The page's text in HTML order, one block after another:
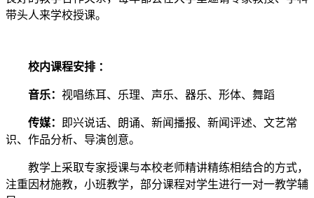
带头人来学校授课。
校内课程安排 ：
音乐： 视唱练耳、乐理、声乐、器乐、形体、舞蹈
传媒：
即兴说话、朗诵、新闻播报、新闻评述、文艺常
识、作品分析、导演创意。
教学上采取专家授课与本校老师精讲精练相结合的方式，
注重因材施教，小班教学，部分课程对学生进行一对一教学辅